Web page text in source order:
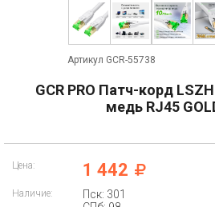
Артикул GCR-55738
GCR PRO Патч-корд
медь RJ45
Цена: 1 442
Наличие:
Пск: 301